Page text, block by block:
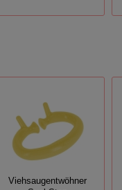
Viehsaugentwöhner